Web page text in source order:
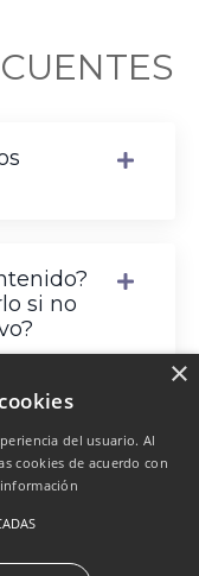
si no
×
del usuario. Al
cookies de acuerdo con